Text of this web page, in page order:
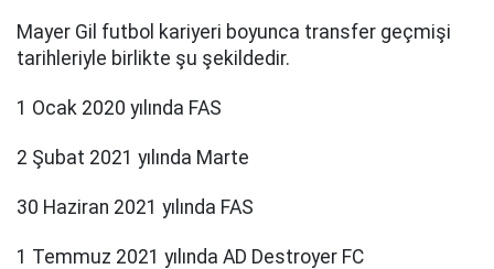
Mayer Gil futbol kariyeri boyunca transfer geçmişi
tarihleriyle birlikte şu şekildedir.
1 Ocak 2020 yılında FAS
2 Şubat 2021 yılında Marte
30 Haziran 2021 yılında FAS
1 Temmuz 2021 yılında AD Destroyer FC